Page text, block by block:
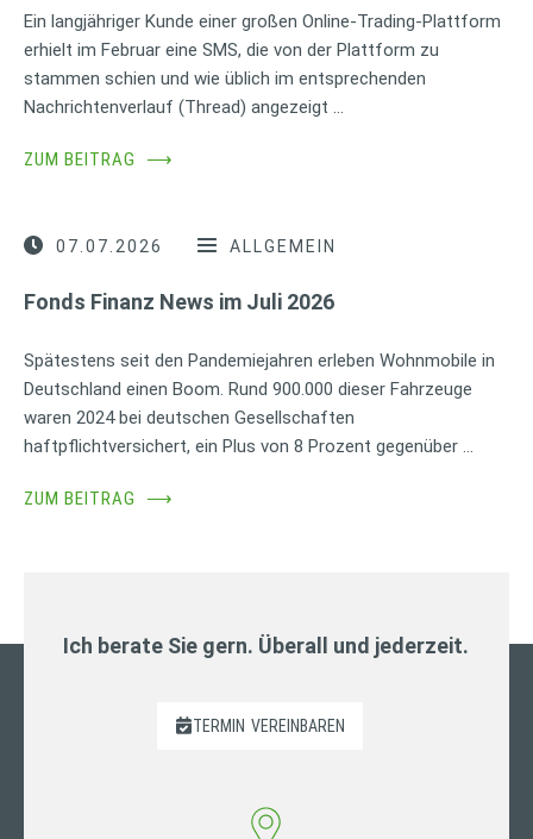
Ein langjähriger Kunde einer großen Online-Trading-Plattform
erhielt im Februar eine SMS, die von der Plattform zu
stammen schien und wie üblich im entsprechenden
Nachrichtenverlauf (Thread) angezeigt …
ZUM BEITRAG ⟶
07.07.2026 ALLGEMEIN
Fonds Finanz News im Juli 2026
Spätestens seit den Pandemiejahren erleben Wohnmobile in
Deutschland einen Boom. Rund 900.000 dieser Fahrzeuge
waren 2024 bei deutschen Gesellschaften
haftpflichtversichert, ein Plus von 8 Prozent gegenüber …
ZUM BEITRAG ⟶
Ich berate Sie gern. Überall und jederzeit.
TERMIN VEREINBAREN